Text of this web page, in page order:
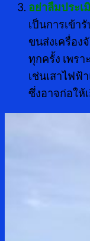
อย่าลืมประ
เป็นการเข้า
ขนส่งเครื่อง
ทุกครั้ง เพร
เช่นเสาไฟฟ้
ซึ่งอาจก่อให้